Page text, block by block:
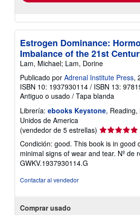
Estrogen Dominance:
Imbalance of the 21st
Lam, Michael; Lam, Dorine
Publicado por Adrenal Institute Press,
ISBN 10: 1937930114 / ISBN 13:
Antiguo o usado / Tapa blanda
Librería: ebooks Keystone, Reading,
Unidos de America
(vendedor de 5 estrellas) Calificación
del
vendedor:
5
Condición: good. This book is in good
minimal signs of wear and tear. Nº de
GWKV.1937930114.G
Contactar al vendedor
Comprar usado